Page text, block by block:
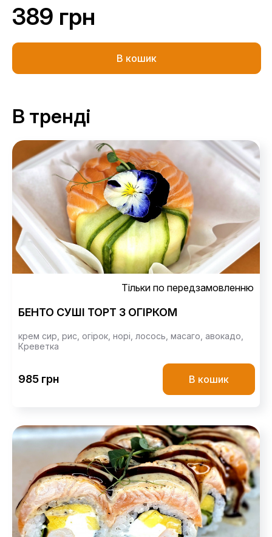
389 грн
В кошик
В тренді
Тільки по передзамовленню
БЕНТО СУШІ ТОРТ З ОГІРКОМ
крем сир, рис, огірок, норі, лосось, масаго, авокадо,
Креветка
985 грн В кошик